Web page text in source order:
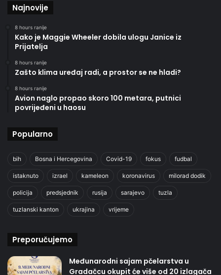
Najnovije
8 hours ranije
Kako je Maggie Wheeler dobila ulogu Janice iz
Prijatelja
8 hours ranije
Zašto klima uređaj radi, a prostor se ne hladi?
8 hours ranije
Avion naglo propao skoro 100 metara, putnici
povrijeđeni u haosu
Popularno
bih Bosna i Hercegovina Covid-19 fokus fudbal
istaknuto izrael kameleon koronavirus milorad dodik
policija predsjednik rusija sarajevo tuzla
tuzlanski kanton ukrajina vrijeme
Preporučujemo
Međunarodni sajam pčelarstva u
Gradačcu okupit će više od 20 izlagača